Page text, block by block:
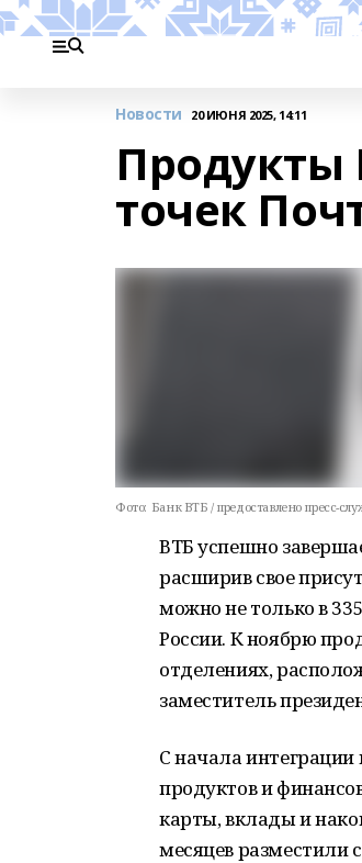
Новости 20 ИЮНЯ 2025, 14:11
Продукты
точек
Фото: Банк ВТБ / предоставлено пресс-
ВТБ успешно
расширив свое
можно не только в
России. К ноябрю
отделениях,
заместитель
С начала интеграции
продуктов и
карты, вклады и
месяцев разместили